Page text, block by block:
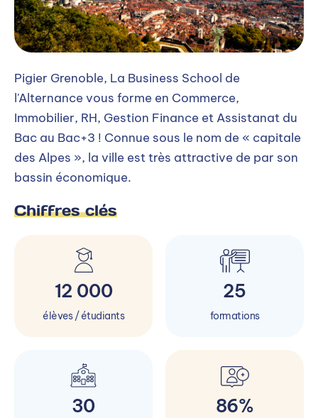
Pigier Grenoble, La Business School de
l'Alternance vous forme en Commerce,
Immobilier, RH, Gestion Finance et Assistanat du
Bac au Bac+3 ! Connue sous le nom de « capitale
des Alpes », la ville est très attractive de par son
bassin économique.
Chiffres clés
12 000
élèves / étudiants
25
formations
30 86%